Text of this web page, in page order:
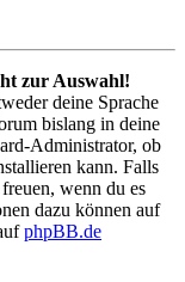
zur Auswahl!
deine Sprache
bislang in deine
Administrator, ob
kann. Falls
wenn du es
dazu können auf
phpBB.de